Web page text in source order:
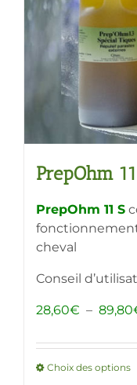
PrepOhm
PrepOhm 11 S
cheval
Conseil
28,60€ – 89,80
Choix des options